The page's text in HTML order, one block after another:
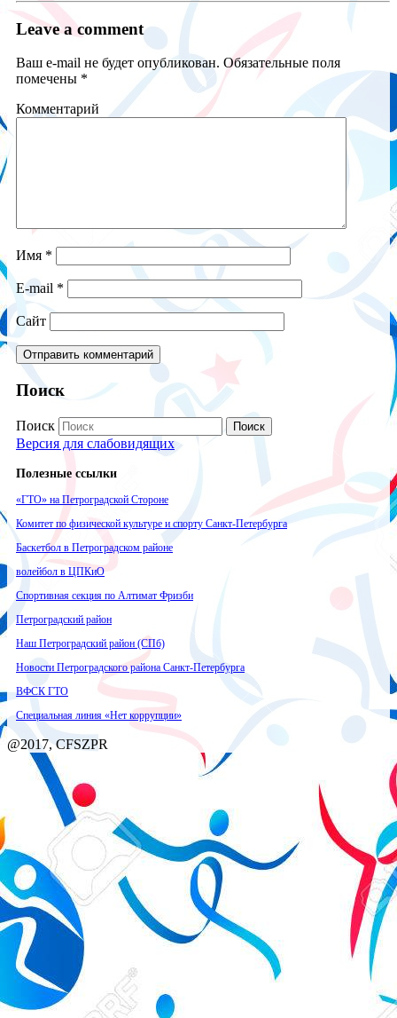
Leave a comment
Ваш e-mail не будет опубликован. Обязательные поля
помечены *
Комментарий
Имя *
E-mail *
Сайт
Поиск
Поиск Поиск
Версия для слабовидящих
Полезные ссылки
«ГТО» на Петроградской Стороне
Комитет по физической культуре и спорту Санкт-Петербурга
Баскетбол в Петроградском районе
волейбол в ЦПКиО
Спортивная секция по Алтимат Фризби
Петроградский район
Наш Петроградский район (СПб)
Новости Петроградского района Санкт-Петербурга
ВФСК ГТО
Специальная линия «Нет коррупции»
@2017, CFSZPR